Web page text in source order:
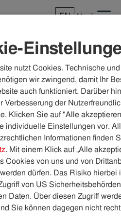
EN Menü
Energie
Zu IKB-Strom wechseln
nutzt Cookies. Technische
wir zwingend, damit Ihr
auch funktioniert. Darüber
Verbesserung der
Klicken Sie auf "Alle
individuelle Einstellungen vor.
Informationen finden
. Mit einem Klick auf „Alle
Cookies von uns und von
dürfen. Das Risiko hierbei
von US
Daten. Über diesen Zugriff
Sie können dagegen nicht